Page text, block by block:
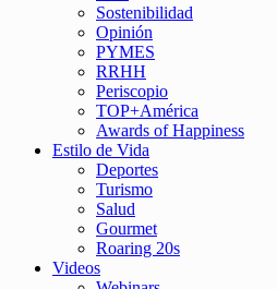
Sostenibilidad
Opinión
PYMES
RRHH
Periscopio
TOP+América
Awards of Happiness
Estilo de Vida
Deportes
Turismo
Salud
Gourmet
Roaring 20s
Videos